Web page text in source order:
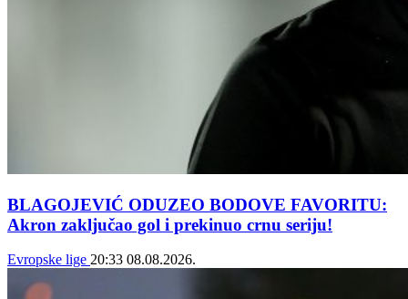
BLAGOJEVIĆ ODUZEO BODOVE FAVORITU:
Akron zaključao gol i prekinuo crnu seriju!
Evropske lige 20:33 08.08.2026.